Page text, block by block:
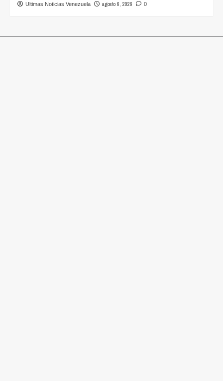
Ultimas Noticias Venezuela agosto 6, 2026 0